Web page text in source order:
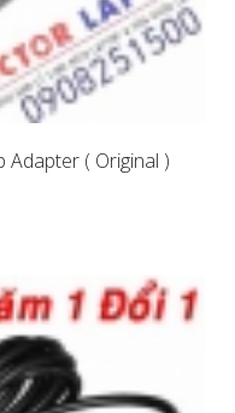
Adapter ( Original )